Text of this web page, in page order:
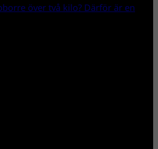
över två kilo? Därför är en